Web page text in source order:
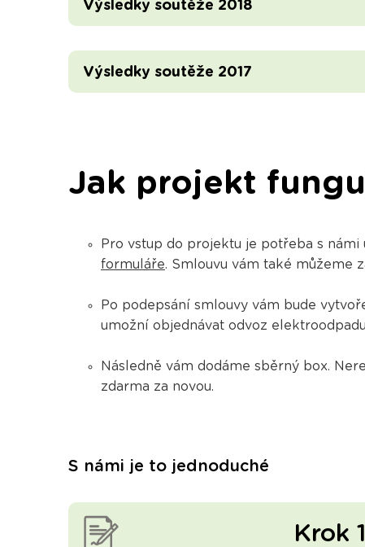
Výsledky soutěže 2018
Výsledky soutěže 2017
Jak projekt
Pro vstup do projektu je potřeba s
formuláře. Smlouvu vám také můžeme
​​​​​​Po podepsání smlouvy vám bude
umožní objednávat odvoz
Následně vám dodáme sběrný box.
zdarma za novou.
S námi je to jednoduché
Krok 1